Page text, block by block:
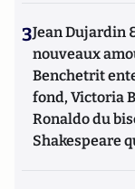
3Jean Dujardin
nouveaux
Benchetrit
fond, Victoria
Ronaldo du
Shakespeare